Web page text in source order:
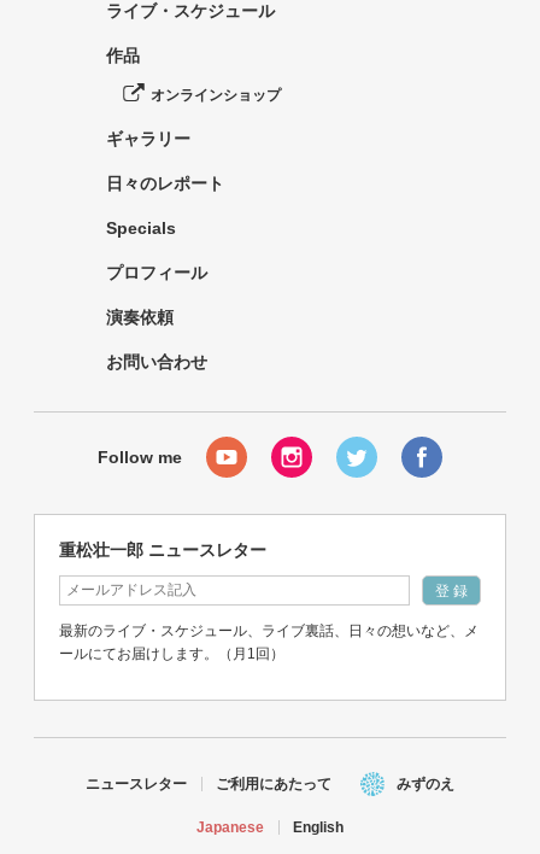
ライブ・スケジュール
作品
オンラインショップ
ギャラリー
日々のレポート
Specials
プロフィール
演奏依頼
お問い合わせ
重松壮一郎 ニュースレター
最新のライブ・スケジュール、ライブ裏話、日々の想いなど、メ
ールにてお届けします。（月1回）
ニュースレター ご利用にあたって みずのえ
Japanese English